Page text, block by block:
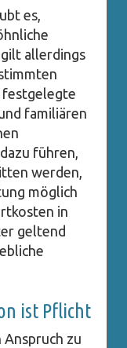
es,
allerdings
familiären
führen,
werden,
möglich
in
geltend
ist Pflicht
zu